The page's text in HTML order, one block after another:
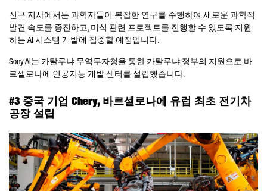
신규 지사에서는 과학자들이 복잡한 연구를 수행하여 새로운 과학적
발견 속도를 증진하고, 미식 관련 프로젝트를 진행할 수 있도록 지원
하는 AI 시스템 개발에 집중할 예정입니다.
Sony AI는 카탈루냐 무역투자청을 통한 카탈루냐 정부의 지원으로 바
르셀로나에 인공지능 개발 센터를 설립했습니다.
#3 중국 기업 Chery, 바르셀로나에 유럽 최초 전기차
공장 설립